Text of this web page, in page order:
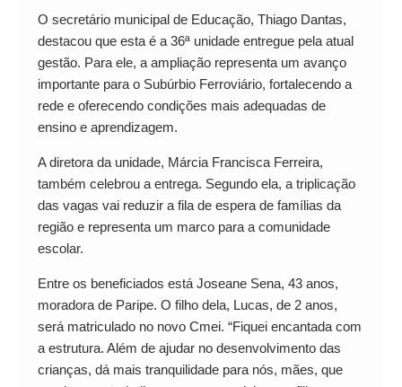
O secretário municipal de Educação, Thiago Dantas,
destacou que esta é a 36ª unidade entregue pela atual
gestão. Para ele, a ampliação representa um avanço
importante para o Subúrbio Ferroviário, fortalecendo a
rede e oferecendo condições mais adequadas de
ensino e aprendizagem.
A diretora da unidade, Márcia Francisca Ferreira,
também celebrou a entrega. Segundo ela, a triplicação
das vagas vai reduzir a fila de espera de famílias da
região e representa um marco para a comunidade
escolar.
Entre os beneficiados está Joseane Sena, 43 anos,
moradora de Paripe. O filho dela, Lucas, de 2 anos,
será matriculado no novo Cmei. “Fiquei encantada com
a estrutura. Além de ajudar no desenvolvimento das
crianças, dá mais tranquilidade para nós, mães, que